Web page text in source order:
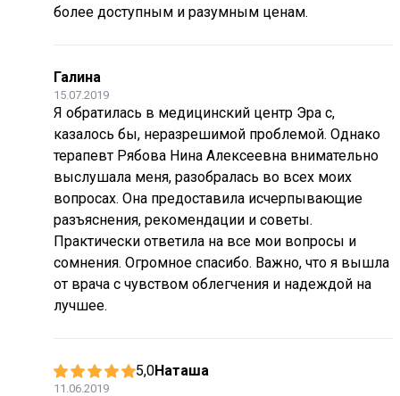
более доступным и разумным ценам.
Галина
15.07.2019
Я обратилась в медицинский центр Эра с,
казалось бы, неразрешимой проблемой. Однако
терапевт Рябова Нина Алексеевна внимательно
выслушала меня, разобралась во всех моих
вопросах. Она предоставила исчерпывающие
разъяснения, рекомендации и советы.
Практически ответила на все мои вопросы и
сомнения. Огромное спасибо. Важно, что я вышла
от врача с чувством облегчения и надеждой на
лучшее.
5,0Наташа
11.06.2019